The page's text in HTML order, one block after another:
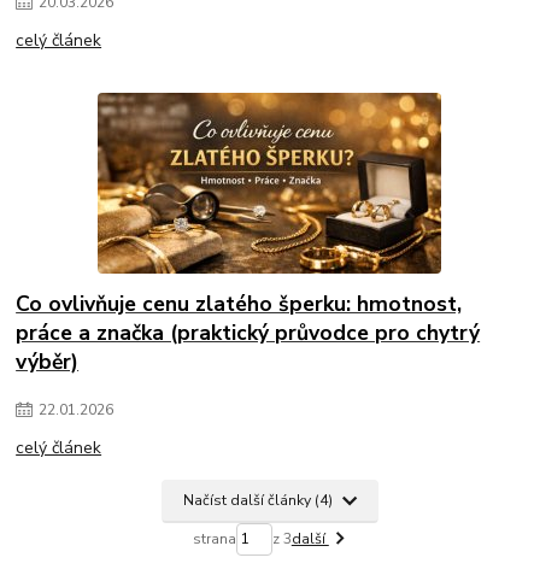
celý článek
Co ovlivňuje cenu zlatého šperku: hmotnost,
práce a značka (praktický průvodce pro chytrý
výběr)
22.01.2026
celý článek
Načíst další články (4)
strana z 3další